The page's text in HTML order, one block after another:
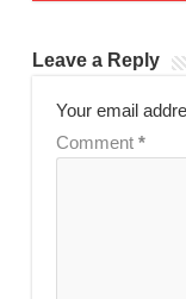
Leave a Reply
Your email
Comment *